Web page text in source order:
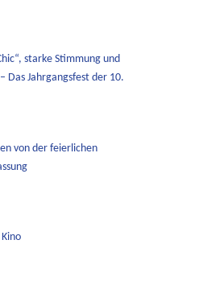
starke Stimmung und
Das Jahrgangsfest der 10.
von der feierlichen